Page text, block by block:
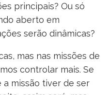
principais? Ou só
aberto em
serão dinâmicas?
mas nas missões de
controlar mais. Se
missão tiver de ser